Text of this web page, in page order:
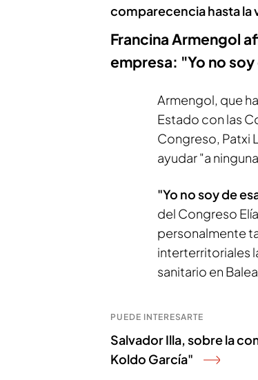
comparecencia hasta la
Francina Armengol
empresa: "Yo no
Armengol, que
Estado con las
Congreso, Patxi
ayudar "a
"Yo no soy de
del Congreso
personalmente
interterritoriales
sanitario en
PUEDE INTERESARTE
Salvador Illa, sobre la
Koldo García"